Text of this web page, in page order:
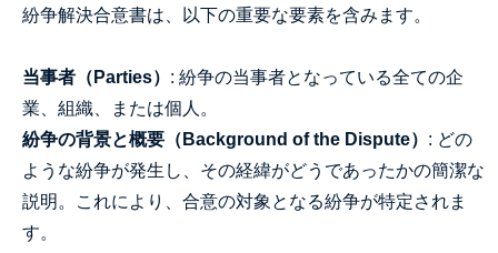
紛争解決合意書は、以下の重要な要素を含みます。
当事者（Parties） : 紛争の当事者となっている全ての企
業、組織、または個人。
紛争の背景と概要（Background of the Dispute） : どの
ような紛争が発生し、その経緯がどうであったかの簡潔な
説明。これにより、合意の対象となる紛争が特定されま
す。